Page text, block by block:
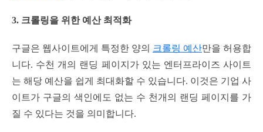
3. 크롤링을 위한 예산 최적화
구글은 웹사이트에게 특정한 양의 크롤링 예산만을 허용합
니다. 수천 개의 랜딩 페이지가 있는 엔터프라이즈 사이트
는 해당 예산을 쉽게 최대화할 수 있습니다. 이것은 기업 사
이트가 구글의 색인에도 없는 수 천개의 랜딩 페이지를 가
질 수 있다는 것을 의미합니다.